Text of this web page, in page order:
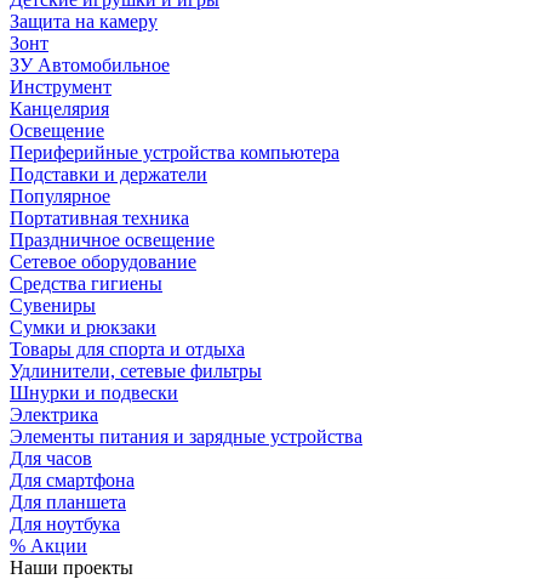
Защита на камеру
Зонт
ЗУ Автомобильное
Инструмент
Канцелярия
Освещение
Периферийные устройства компьютера
Подставки и держатели
Популярное
Портативная техника
Праздничное освещение
Сетевое оборудование
Средства гигиены
Сувениры
Сумки и рюкзаки
Товары для спорта и отдыха
Удлинители, сетевые фильтры
Шнурки и подвески
Электрика
Элементы питания и зарядные устройства
Для часов
Для смартфона
Для планшета
Для ноутбука
% Акции
Наши проекты